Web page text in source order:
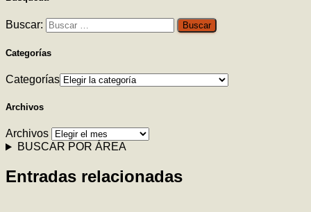
Buscar:
Categorías
Categorías
Archivos
Archivos
BUSCAR POR ÁREA
Entradas relacionadas